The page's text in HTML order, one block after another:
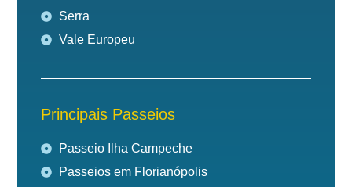
Serra
Vale Europeu
Principais Passeios
Passeio Ilha Campeche
Passeios em Florianópolis